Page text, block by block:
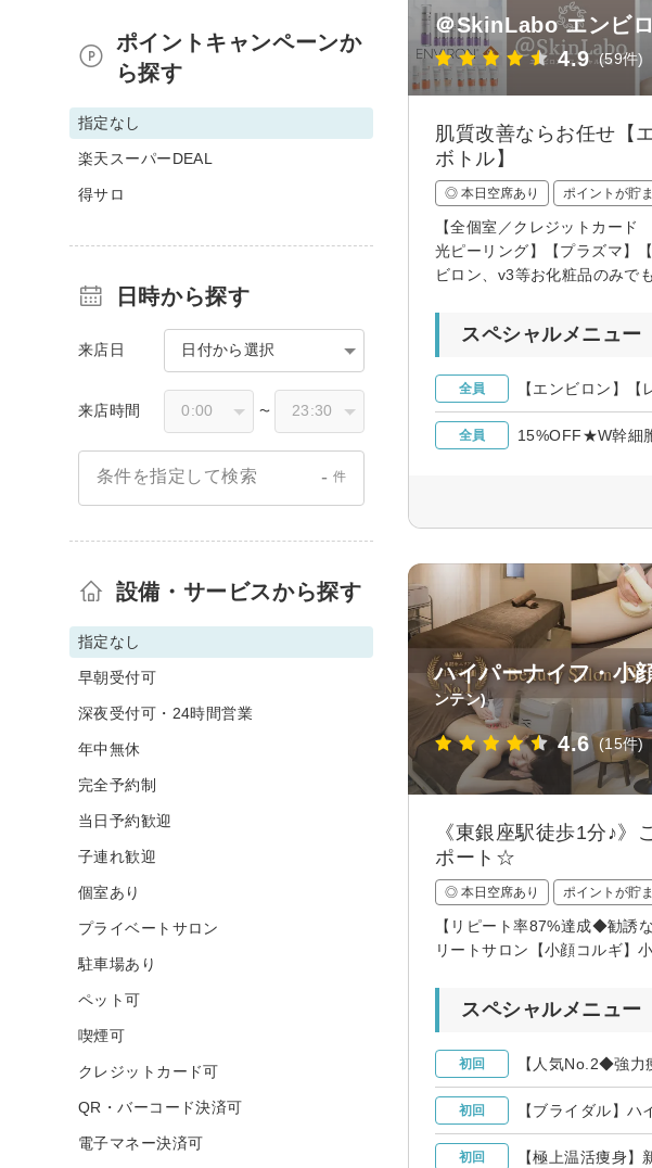
＠SkinLabo エンビ
4.9 (59件)
肌質改善ならお任せ【
ボトル】
◎ 本日空席あり ポイントが貯
【全個室／クレジットカー
光ピーリング】【プラズマ】
ビロン、v3等お化粧品のみで
スペシャルメニュー
全員 【エンビロン】
全員 15%OFF★W幹細
ハイパーナイフ・小
ンテン)
4.6 (15件)
《東銀座駅徒歩1分♪
ポート☆
◎ 本日空席あり ポイントが貯
【リピート率87%達成◆勧誘
リートサロン【小顔コルギ】
スペシャルメニュー
初回 【人気No.2◆強
初回 【ブライダル】
初回 【極上温活痩身
ポイントキャンペーンか
ら探す
指定なし
楽天スーパーDEAL
得サロ
日時から探す
来店日 日付から選択
来店時間 〜
条件を指定して検索 - 件
設備・サービスから探す
指定なし
早朝受付可
深夜受付可・24時間営業
年中無休
完全予約制
当日予約歓迎
子連れ歓迎
個室あり
プライベートサロン
駐車場あり
ペット可
喫煙可
クレジットカード可
QR・バーコード決済可
電子マネー決済可